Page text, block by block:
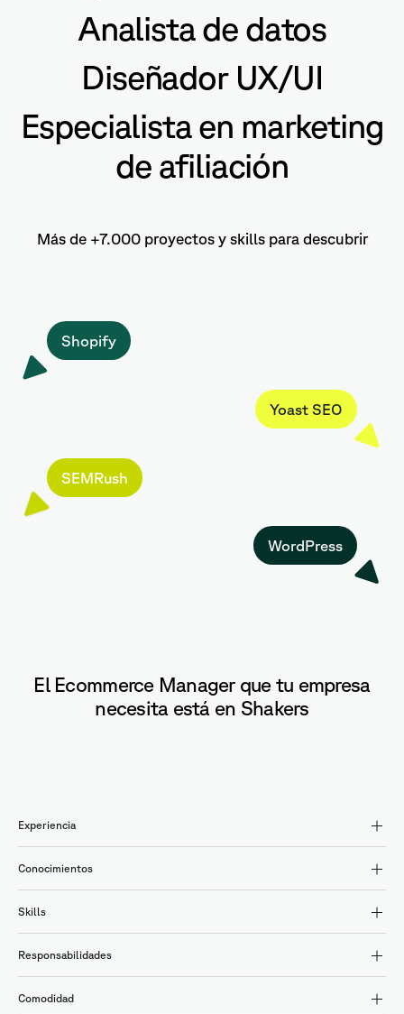
Analista de datos
Diseñador UX/UI
Especialista en marketing
de afiliación
Más de +7.000 proyectos y skills para descubrir
Shopify
Yoast SEO
SEMRush
WordPress
El Ecommerce Manager que tu empresa
necesita está en Shakers
Experiencia
Conocimientos
Skills
Responsabilidades
Comodidad